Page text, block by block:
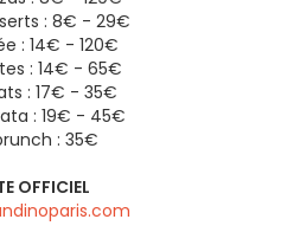
: 8€ - 29€
: 14€ - 120€
: 14€ - 65€
: 17€ - 35€
: 19€ - 45€
: 35€
OFFICIEL